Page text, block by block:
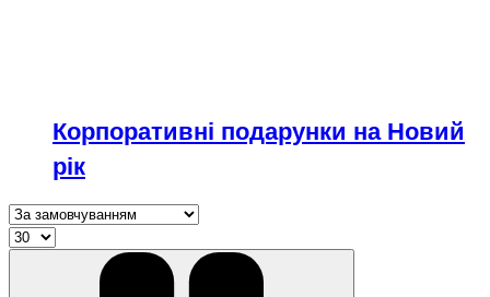
Корпоративні подарунки на Новий
рік